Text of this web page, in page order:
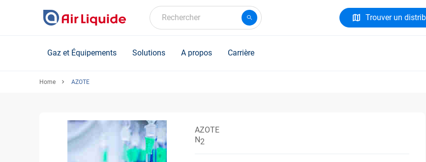
Rechercher Trouver un
Gaz et Équipements Solutions A propos Carrière
Home AZOTE
AZOTE
N2